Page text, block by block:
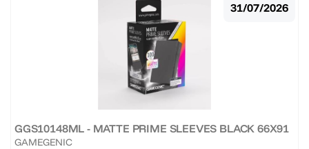
GGS10148ML - MATTE PRIME SLEEVES BLACK 66X91
GAMEGENIC
31/07/2026